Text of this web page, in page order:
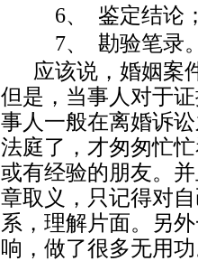
6、
鉴定结论
7、
勘验笔录
应该说，婚姻案
但是，当事人对于
事人一般在离婚诉
法庭了，才匆匆忙
或有经验的朋友。
章取义，只记得对
系，理解片面。另
响，做了很多无用